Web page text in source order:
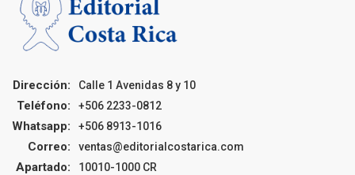
Dirección: Calle 1 Avenidas 8 y 10
Teléfono: +506 2233-0812
Whatsapp: +506 8913-1016
Correo: ventas@editorialcostarica.com
Apartado: 10010-1000 CR